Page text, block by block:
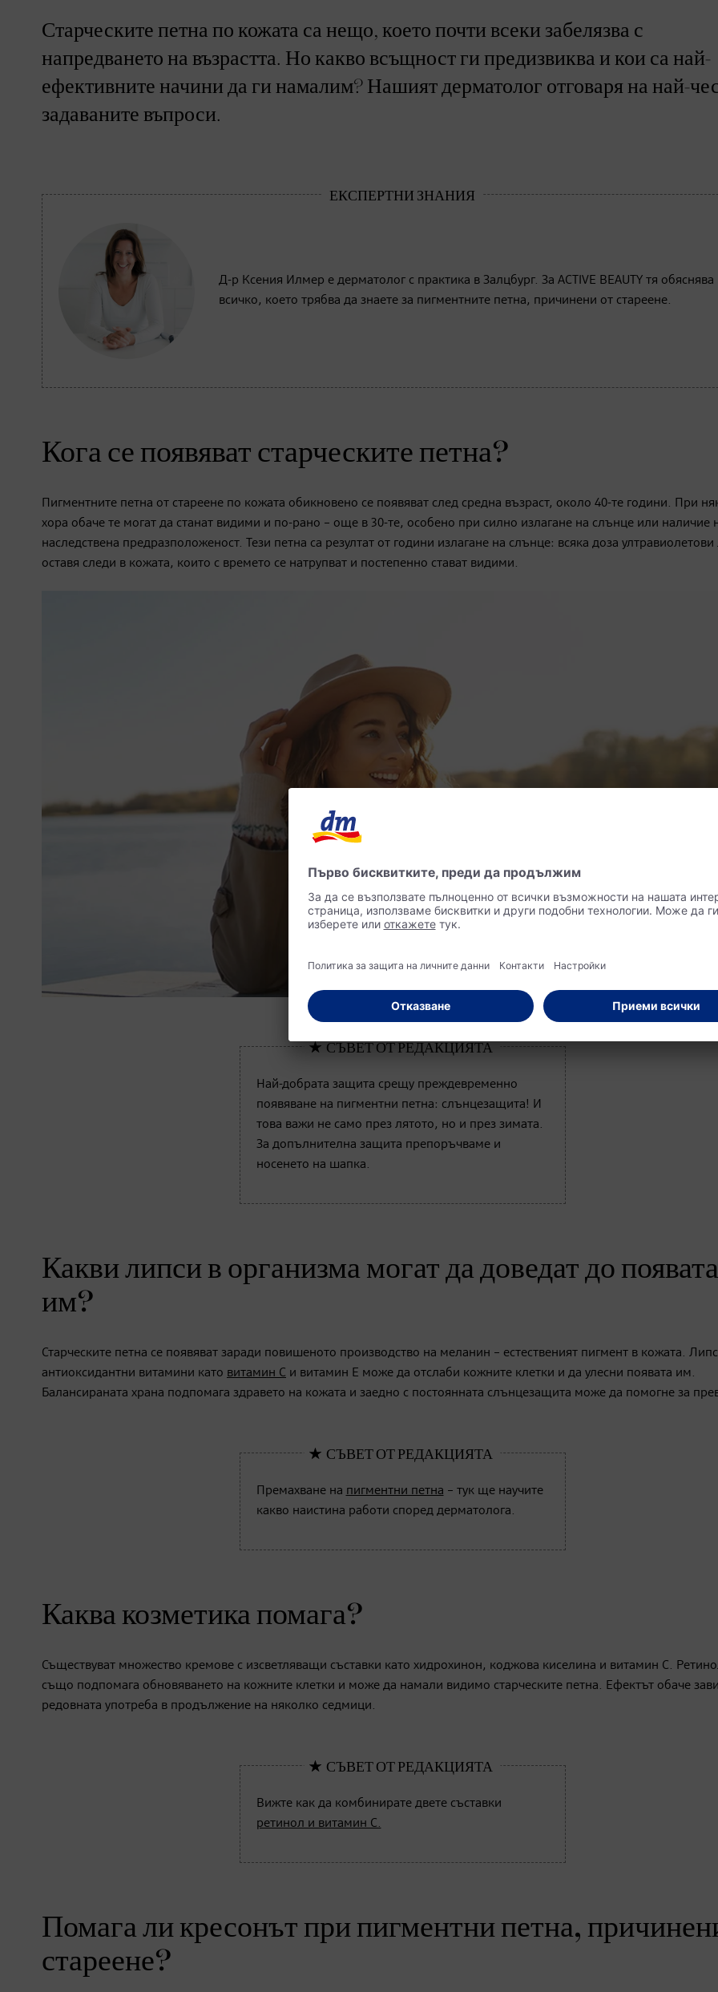
Старческите петна по кожата са нещо, което почти всеки забелязва с
напредването на възрастта. Но какво всъщност ги предизвиква и кои са най-
ефективните начини да ги намалим? Нашият дерматолог отговаря на най-
задаваните въпроси.
Д-р Ксения Илмер е дерматолог с практика в Залцбург. За ACTIVE BEAUTY тя обяснява
всичко, което трябва да знаете за пигментните петна, причинени от стареене.
Кога се появяват старческите петна?
Пигментните петна от стареене по кожата обикновено се появяват след средна възраст, около 40-те години. При
хора обаче те могат да станат видими и по-рано – още в 30-те, особено при силно излагане на слънце или наличие
наследствена предразположеност. Тези петна са резултат от години излагане на слънце: всяка доза
оставя следи в кожата, които с времето се натрупват и постепенно стават видими.
Най-добрата защита срещу преждевременно
появяване на пигментни петна: слънцезащита! И
това важи не само през лятото, но и през зимата.
За допълнителна защита препоръчваме и
носенето на шапка.
Какви липси в организма могат да доведат до появата
им?
Старческите петна се появяват заради повишеното производство на меланин – естественият пигмент в кожата.
антиоксидантни витамини като витамин С и витамин Е може да отслаби кожните клетки и да улесни появата им.
Балансираната храна подпомага здравето на кожата и заедно с постоянната слънцезащита може да помогне за
Премахване на пигментни петна – тук ще научите
какво наистина работи според дерматолога.
Каква козметика помага?
Съществуват множество кремове с изсветляващи съставки като хидрохинон, коджова киселина и витамин С.
също подпомага обновяването на кожните клетки и може да намали видимо старческите петна. Ефектът обаче
редовната употреба в продължение на няколко седмици.
Вижте как да комбинирате двете съставки
ретинол и витамин C.
Помага ли кресонът при пигментни петна,
стареене?